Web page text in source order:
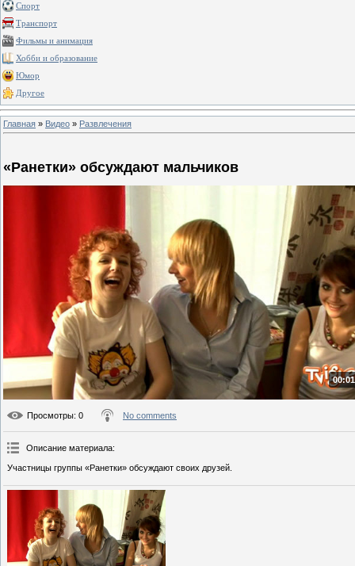
Спорт
Транспорт
Фильмы и анимация
Хобби и образование
Юмор
Другое
Главная » Видео » Развлечения
«Ранетки» обсуждают мальчиков
Просмотры: 0 No comments
Описание материала:
Участницы группы «Ранетки» обсуждают своих друзей.